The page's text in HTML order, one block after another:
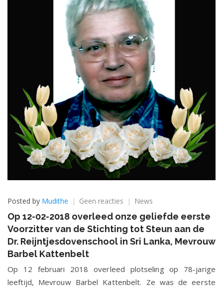
Posted by Mudithe Geen reacties op
12-
02-
2018
geliefde
eerste
News
Op 12-02-2018 overleed onze geliefde eerste
Voorzitter van de Stichting tot Steun aan de
Dr. Reijntjesdovenschool in Sri Lanka, Mevrouw
Barbel Kattenbelt
Op 12 februari 2018 overleed plotseling op 78-jarige
leeftijd, Mevrouw Barbel Kattenbelt. Ze was de eerste